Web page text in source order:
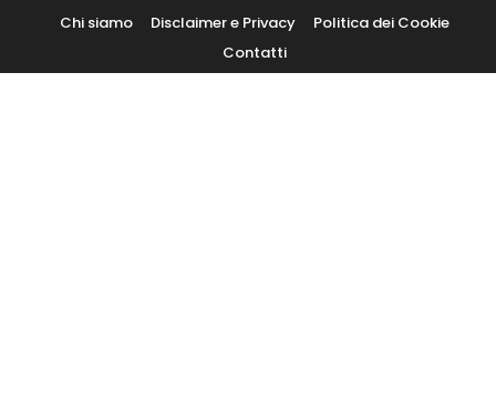
Content
Chi siamo Disclaimer e Privacy
Politica dei Cookie
Contatti